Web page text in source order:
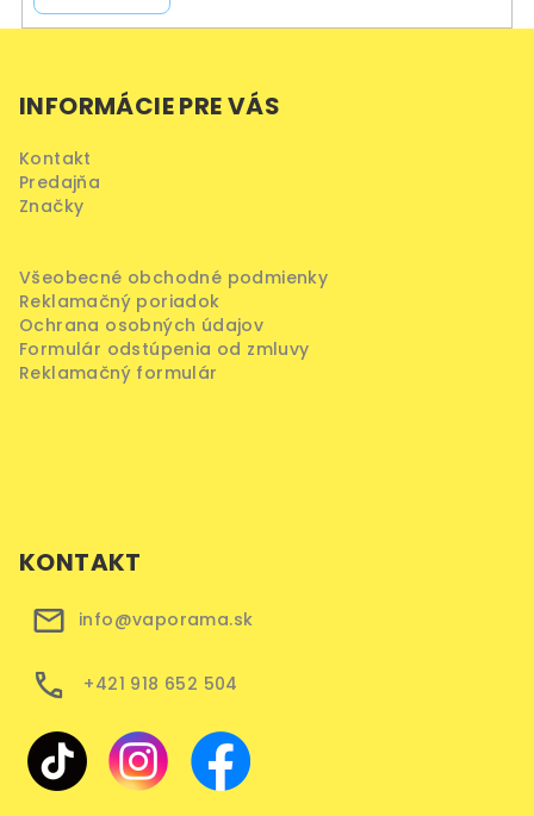
INFORMÁCIE PRE VÁS
Kontakt
Predajňa
Značky
Všeobecné obchodné podmienky
Reklamačný poriadok
Ochrana osobných údajov
Formulár odstúpenia od zmluvy
Reklamačný formulár
KONTAKT
info@vaporama.sk
+421 918 652 504